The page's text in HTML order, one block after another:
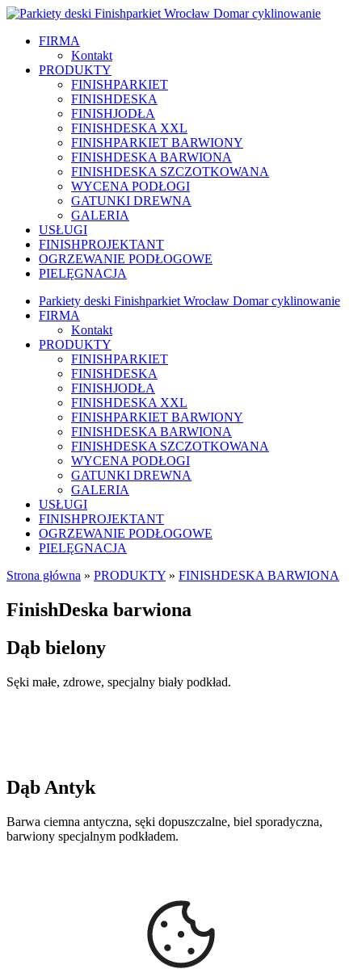
FIRMA
Kontakt
PRODUKTY
FINISHPARKIET
FINISHDESKA
FINISHJODŁA
FINISHDESKA XXL
FINISHPARKIET BARWIONY
FINISHDESKA BARWIONA
FINISHDESKA SZCZOTKOWANA
WYCENA PODŁOGI
GATUNKI DREWNA
GALERIA
USŁUGI
FINISHPROJEKTANT
OGRZEWANIE PODŁOGOWE
PIELĘGNACJA
Parkiety deski Finishparkiet Wrocław Domar cyklinowanie
FIRMA
Kontakt
PRODUKTY
FINISHPARKIET
FINISHDESKA
FINISHJODŁA
FINISHDESKA XXL
FINISHPARKIET BARWIONY
FINISHDESKA BARWIONA
FINISHDESKA SZCZOTKOWANA
WYCENA PODŁOGI
GATUNKI DREWNA
GALERIA
USŁUGI
FINISHPROJEKTANT
OGRZEWANIE PODŁOGOWE
PIELĘGNACJA
Strona główna » PRODUKTY » FINISHDESKA BARWIONA
FinishDeska barwiona
Dąb bielony
Sęki małe, zdrowe, specjalny biały podkład.
Dąb Antyk
Barwa ciemna antyczna, sęki dopuszczalne, biel sporadyczna,
barwiony specjalnym podkładem.